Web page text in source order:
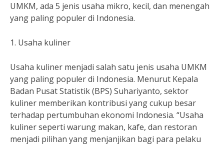
UMKM, ada 5 jenis usaha mikro, kecil, dan menengah
yang paling populer di Indonesia.
1. Usaha kuliner
Usaha kuliner menjadi salah satu jenis usaha UMKM
yang paling populer di Indonesia. Menurut Kepala
Badan Pusat Statistik (BPS) Suhariyanto, sektor
kuliner memberikan kontribusi yang cukup besar
terhadap pertumbuhan ekonomi Indonesia. “Usaha
kuliner seperti warung makan, kafe, dan restoran
menjadi pilihan yang menjanjikan bagi para pelaku